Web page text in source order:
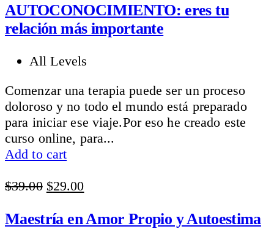
AUTOCONOCIMIENTO: eres tu
relación más importante
All Levels
Comenzar una terapia puede ser un proceso
doloroso y no todo el mundo está preparado
para iniciar ese viaje.Por eso he creado este
curso online, para...
Add to cart
$39.00 Original
was:
$29.00Current
is:
Maestría en Amor Propio y Autoestima